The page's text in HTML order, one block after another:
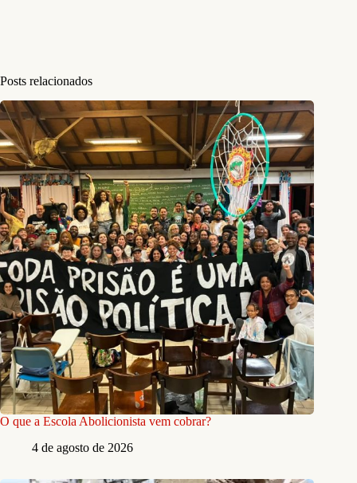
Posts relacionados
O que a Escola Abolicionista vem cobrar?
4 de agosto de 2026